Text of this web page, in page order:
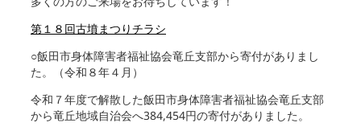
第１８回古墳まつりチラシ
○飯田市身体障害者福祉協会竜丘支部から寄付がありまし
た。（令和８年４月）
令和７年度で解散した飯田市身体障害者福祉協会竜丘支部
から竜丘地域自治会へ384,454円の寄付がありました。